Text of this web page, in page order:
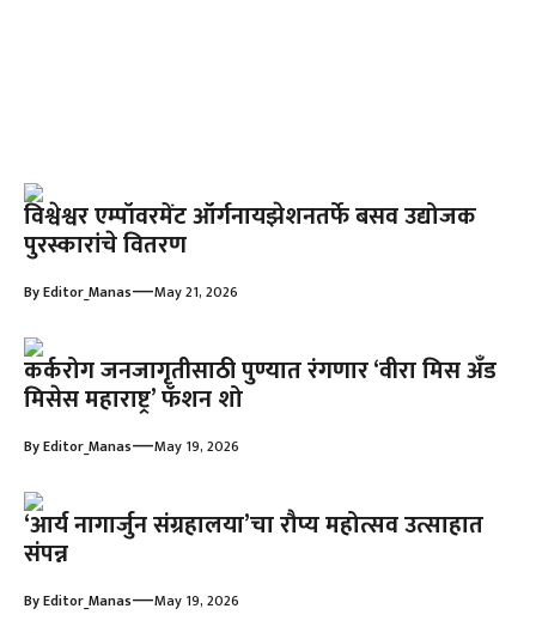
विश्वेश्वर एम्पॉवरमेंट ऑर्गनायझेशनतर्फे बसव उद्योजक
पुरस्कारांचे वितरण
ByEditor_Manas—May 21, 2026
कर्करोग जनजागृतीसाठी पुण्यात रंगणार ‘वीरा मिस अँड
मिसेस महाराष्ट्र’ फॅशन शो
ByEditor_Manas—May 19, 2026
‘आर्य नागार्जुन संग्रहालया’चा रौप्य महोत्सव उत्साहात
संपन्न
ByEditor_Manas—May 19, 2026